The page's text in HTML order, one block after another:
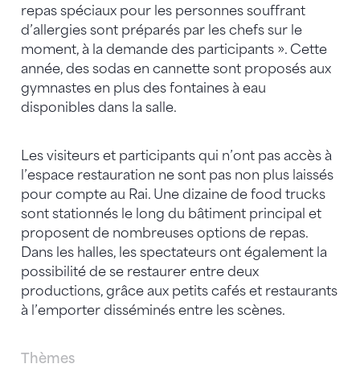
repas spéciaux pour les personnes souffrant
d’allergies sont préparés par les chefs sur le
moment, à la demande des participants ». Cette
année, des sodas en cannette sont proposés aux
gymnastes en plus des fontaines à eau
disponibles dans la salle.
Les visiteurs et participants qui n’ont pas accès à
l’espace restauration ne sont pas non plus laissés
pour compte au Rai. Une dizaine de food trucks
sont stationnés le long du bâtiment principal et
proposent de nombreuses options de repas.
Dans les halles, les spectateurs ont également la
possibilité de se restaurer entre deux
productions, grâce aux petits cafés et restaurants
à l’emporter disséminés entre les scènes.
Thèmes